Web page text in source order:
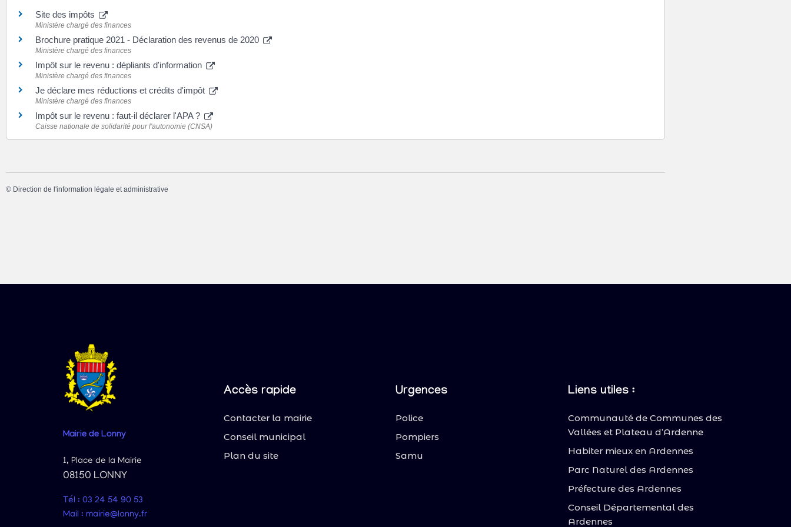
Site des impôts
Ministère chargé des finances
Brochure pratique 2021 - Déclaration des revenus de 2020
Ministère chargé des finances
Impôt sur le revenu : dépliants d'information
Ministère chargé des finances
Je déclare mes réductions et crédits d'impôt
Ministère chargé des finances
Impôt sur le revenu : faut-il déclarer l'APA ?
Caisse nationale de solidarité pour l'autonomie (CNSA)
© Direction de l'information légale et administrative
Mairie de Lonny
1, Place de la Mairie
08150 LONNY
Tél : 03 24 54 90 53
Mail : mairie@lonny.fr
Accès rapide
Contacter la mairie
Conseil municipal
Plan du site
Urgences
Police
Pompiers
Samu
Liens utiles :
Communauté de Communes des
Vallées et Plateau d’Ardenne
Habiter mieux en Ardennes
Parc Naturel des Ardennes
Préfecture des Ardennes
Conseil Départemental des
Ardennes